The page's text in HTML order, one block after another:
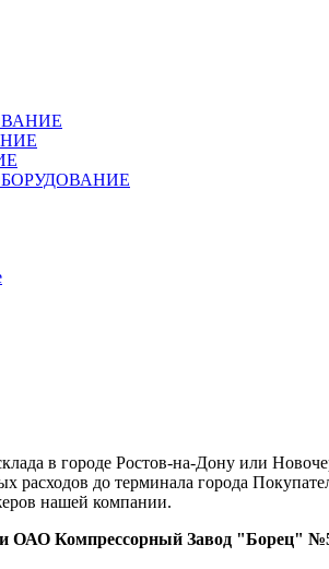
в городе Ростов-на-Дону или
расходов до терминала города
нашей компании.
ОАО Компрессорный Завод "Борец"